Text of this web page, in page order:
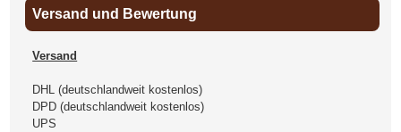
Versand und Bewertung
Versand
DHL (deutschlandweit kostenlos)
DPD (deutschlandweit kostenlos)
UPS